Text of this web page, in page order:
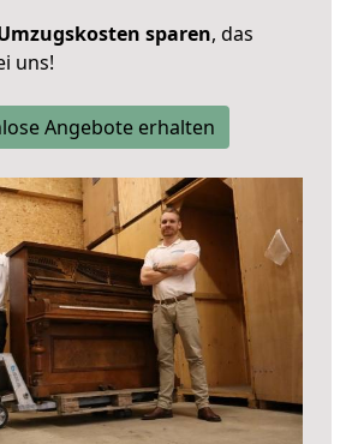
sparen, das
uns!
Angebote erhalten